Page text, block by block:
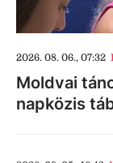
2026. 08. 06., 07:32
Moldvai
napközis